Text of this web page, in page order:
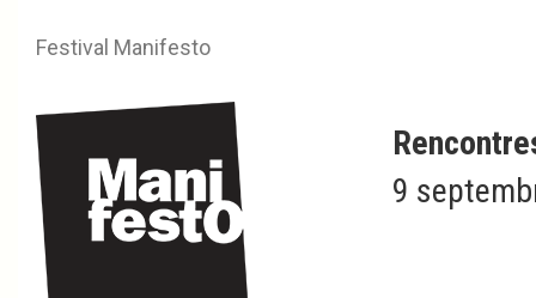
Festival Manifesto
9
Aurelia FREY